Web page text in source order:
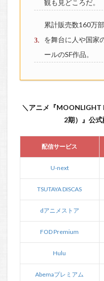
観も見どころだ。
累計販売数160万
を舞台に人や国家
ールのSF作品。
＼アニメ『MOONLIGHT
2期）』公
配信サービス
U-next
TSUTAYA DISCAS
dアニメストア
FOD Premium
Hulu
Abemaプレミアム